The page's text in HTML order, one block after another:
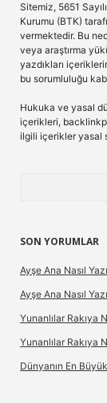
Sitemiz, 5651
Kurumu (BTK)
vermektedir. Bu
veya araştırma
yazdıkları
bu sorumluluğu
Hukuka ve yasal
içerikleri,
ilgili içerikler yasal
SON YORUMLAR
Ayşe Ana Nasıl
Ayşe Ana Nasıl
Yunanlılar Rakıya
Yunanlılar Rakıya
Dünyanın En